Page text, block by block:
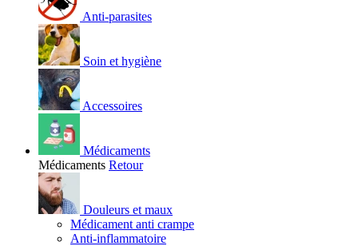
Anti-parasites
Soin et hygiène
Accessoires
Médicaments
Médicaments Retour
Douleurs et maux
Médicament anti crampe
Anti-inflammatoire